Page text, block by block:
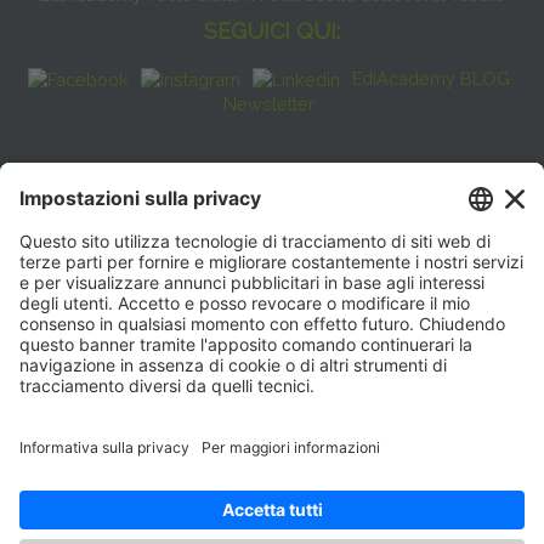
SEGUICI QUI:
EdiAcademy BLOG
Newsletter
FAQ
CONTATTI
EdiAcademy
Sede operativa: V.le E. Forlanini, 21 - 20134, Milano
(+39)0270211274
E-mail:formazione@eenet.it
Sede legale: V.le E. Forlanini, 21 - 20134, Milano
ORARI SEGRETERIA
Lunedì—Giovedì: 08:30–17:30
Venerdì: 08:30–16:00